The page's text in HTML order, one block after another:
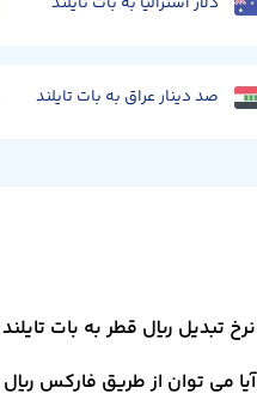
صد دینار عراق به بات تایلند
نرخ تبدیل ریال قطر به بات
آیا می توان از طریق فارکس ریال